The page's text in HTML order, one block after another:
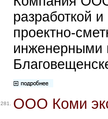
разработкой
проектно-
инженерными
281. ООО Коми